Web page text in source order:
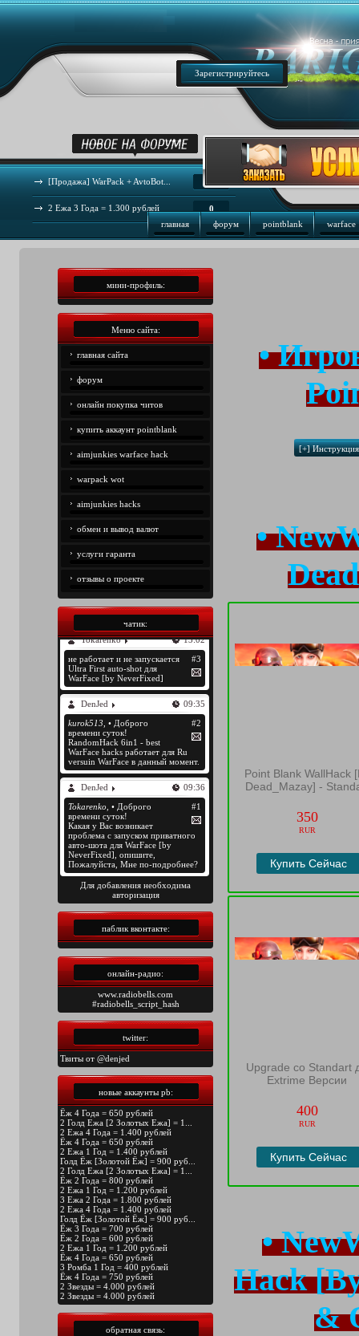
Зарегистрируйтесь
44
[Продажа] WarPack + AvtoBot...
0
2 Ежа 3 Года = 1.300 рублей
главная
форум pointblank warface
мини-профиль:
Меню сайта:
главная сайта
форум
онлайн покупка читов
купить аккаунт pointblank
aimjunkies warface hack
warpack wot
aimjunkies hacks
обмен и вывод валют
услуги гаранта
отзывы о проекте
чатик:
Для добавления необходима
авторизация
паблик вконтакте:
онлайн-радио:
www.radiobells.com
#radiobells_script_hash
twitter:
Твиты от @denjed
новые аккаунты pb:
Ёж 4 Года = 650 рублей
2 Голд Ежа [2 Золотых Ежа] = 1...
2 Ежа 4 Года = 1.400 рублей
Ёж 4 Года = 650 рублей
2 Ежа 1 Год = 1.400 рублей
Голд Ёж [Золотой Ёж] = 900 руб...
2 Голд Ежа [2 Золотых Ежа] = 1...
Ёж 2 Года = 800 рублей
2 Ежа 1 Год = 1.200 рублей
3 Ежа 2 Года = 1.800 рублей
2 Ежа 4 Года = 1.400 рублей
Голд Ёж [Золотой Ёж] = 900 руб...
Ёж 3 Года = 700 рублей
Ёж 2 Года = 600 рублей
2 Ежа 1 Год = 1.200 рублей
Ёж 4 Года = 650 рублей
3 Ромба 1 Год = 400 рублей
Ёж 4 Года = 750 рублей
2 Звезды = 4.000 рублей
2 Звезды = 4.000 рублей
обратная связь:
•
•
Point Blank WallHack
Dead_Mazay] -
350
RUR
Купить Сейчас
Upgrade со Standart
Extrime Версии
400
RUR
Купить Сейчас
•
Hack
&